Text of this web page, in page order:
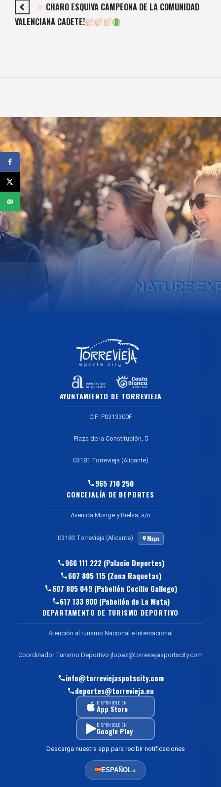
CHARO ESQUIVA CAMPEONA DE LA COMUNIDAD
VALENCIANA CADETE!
AYUNTAMIENTO DE TORREVIEJA
CIF: P0313300F
Plaza de la Constitución, 5
03181 Torrevieja (Alicante)
965 710 250
CONCEJALÍA DE DEPORTES
Avenida Monge y Bielsa, s/n
03183 Torrevieja (Alicante) Maps
966 111 222 (Palacio Deportes)
607 805 115 (Zona Raquetas)
607 805 049 (Pabellón Cecilio Gallego)
617 133 800 (Pabellón de La Mata)
DEPARTAMENTO DE TURISMO DEPORTIVO
Atención al turismo Nacional e Internacional
Coordinador Turismo Deportivo jlopez@torreviejasportscity.com
info@torreviejaspotscity.com
deportes@torrevieja.eu
DISPONIBLE EN
App Store
DISPONIBLE EN
Google Play
Descarga nuestra app para recibir notificaciones
ESPAÑOL▲